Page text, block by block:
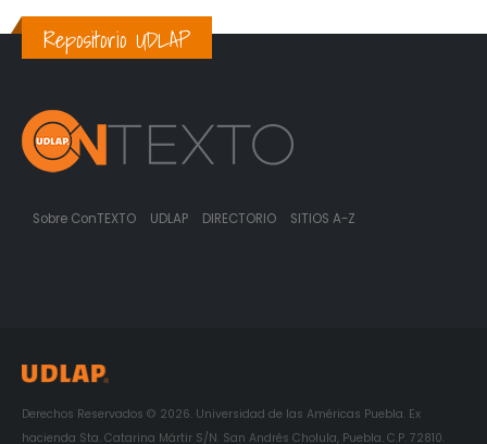
Repositorio UDLAP
Sobre ConTEXTO UDLAP DIRECTORIO SITIOS A-Z
Derechos Reservados © 2026. Universidad de las Américas Puebla. Ex
hacienda Sta. Catarina Mártir S/N. San Andrés Cholula, Puebla. C.P. 72810.